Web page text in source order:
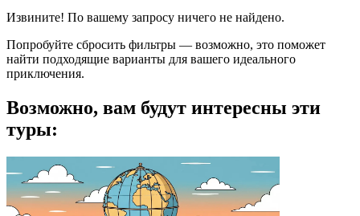
Извините! По вашему запросу ничего не найдено.
Попробуйте сбросить фильтры — возможно, это поможет
найти подходящие варианты для вашего идеального
приключения.
Возможно, вам будут интересны эти
туры: